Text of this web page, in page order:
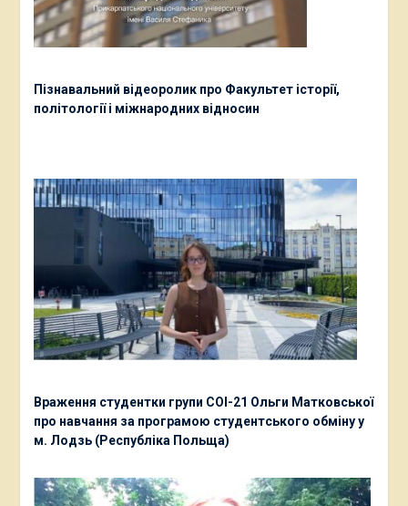
Пізнавальний відеоролик про Факультет історії,
політології і міжнародних відносин
Враження студентки групи СОІ-21 Ольги Матковської
про навчання за програмою студентського обміну у
м. Лодзь (Республіка Польща)